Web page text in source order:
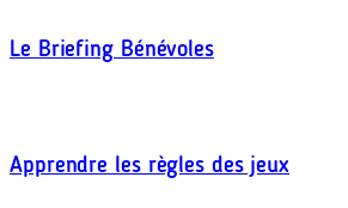
Le Briefing Bénévoles
Apprendre les règles des jeux